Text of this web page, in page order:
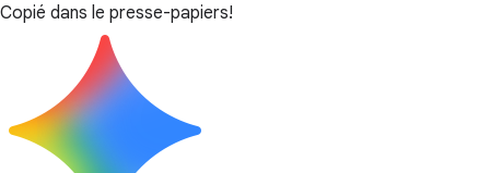
Copié dans le presse-papiers!